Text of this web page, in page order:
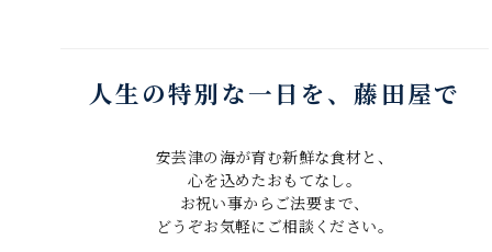
人生の特別な一日を、藤田屋で
安芸津の海が育む新鮮な食材と、
心を込めたおもてなし。
お祝い事からご法要まで、
どうぞお気軽にご相談ください。